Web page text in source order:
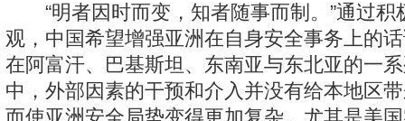
“明者因时而变，知者随事而制。”通过积
观，中国希望增强亚洲在自身安全事务上的
在阿富汗、巴基斯坦、东南亚与东北亚的一
中，外部因素的干预和介入并没有给本地区